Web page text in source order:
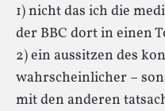
1) nicht das ich die
der BBC dort in einen
2) ein aussitzen des
wahrscheinlicher –
mit den anderen